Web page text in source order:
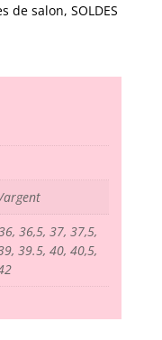
de salon, SOLDES
36,5, 37, 37,5,
39.5, 40, 40,5,